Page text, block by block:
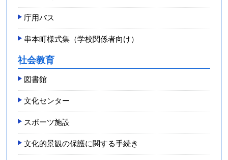
庁用バス
串本町様式集（学校関係者向け）
社会教育
図書館
文化センター
スポーツ施設
文化的景観の保護に関する手続き